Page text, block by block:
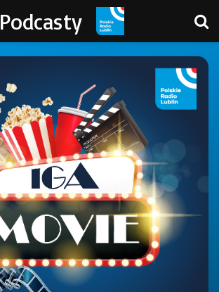
Podcasty